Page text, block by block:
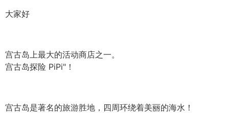
大家好
宫古岛上最大的活动商店之一。
宫古岛探险 PiPi"！
宫古岛是著名的旅游胜地，四周环绕着美丽的海水！